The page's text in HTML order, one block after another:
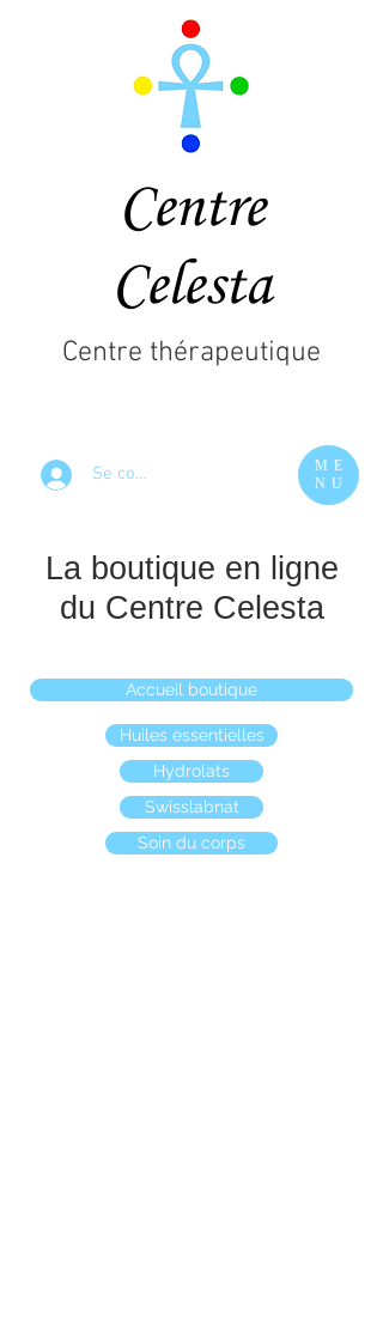
Centre
Celesta
Se connecter
ME
NU
Centre thérapeutique
La boutique en ligne
du Centre Celesta
Accueil boutique
Huiles essentielles
Hydrolats
Swisslabnat
Soin du corps